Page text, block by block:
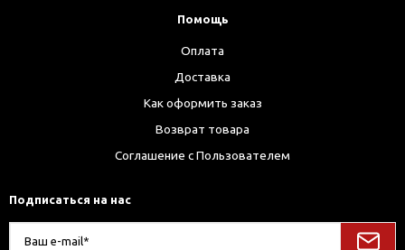
Помощь
Оплата
Доставка
Как оформить заказ
Возврат товара
Соглашение с Пользователем
Подписаться на нас